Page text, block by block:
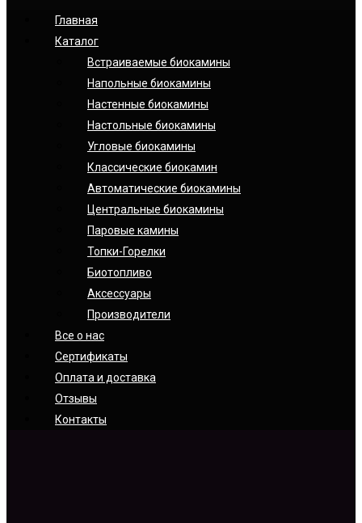
Главная
Каталог
Встраиваемые биокамины
Напольные биокамины
Настенные биокамины
Настoльные биокамины
Угловые биокамины
Классические биокамин
Автоматические биокамины
Центральные биокамины
Паровые камины
Топки-Горелки
Биотопливо
Аксессуары
Производители
Все о нас
Сертификаты
Оплата и доставка
Отзывы
Контакты